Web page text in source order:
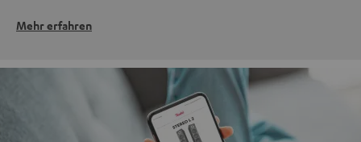
Mehr erfahren